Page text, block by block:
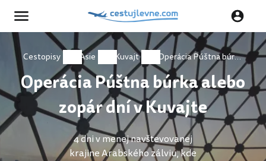
Cestopisy Asie Kuvajt Operácia Púštna búrka alebo zopár dní v Kuvajte
Operácia Púštna búrka alebo
zopár dní v Kuvajte
4 dni v menej navštevovanej
krajine Arabského zálviu, kde